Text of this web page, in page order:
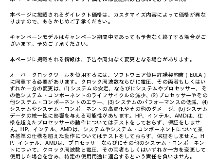
本ページに掲載されるダイレクト価格は、カスタマイズ内容によって価格が異な
りますので、あらかじめご了承ください。
キャンペーンモデルはキャンペーン期間中であっても予告なく終了する場合がご
ざいます。予めご了承ください。
本ページに掲載される情報は、予告や周知なく変更となる場合があります。
オーバークロックツールを使用するには、ソフトウェア使用許諾契約書（EULA）
に同意する必要があります。クロック周波数ならびに電圧、その両者もしくはい
ずれか一方の変更は、(1) システムの安定、ならびにシステムやプロセッサー、そ
の他システム・コンポーネントのライフサイクルの減少、(2) プロセッサーやその
他システム・コンポーネントのエラー、(3) システムのパフォーマンスの低減、(4)
システムやシステム・コンポーネントの高温化やその他のダメージ、(5) システム
データの統一性に影響を与える可能性があります。HP、インテル、AMDは、仕
様を超えたプロセッサーの動作についてはテストをしておらず、保証をしませ
ん。HP、インテル、AMDは、システムやシステム・コンポーネントについて業
界基準の仕様を超えた動作についてはテストをしておらず、保証をしません。H
P、インテル、AMDは、プロセッサーならびにその他のシステム・コンポーネン
トについて、クロック周波数と電圧、その両者もしくはいずれか一方を変更して
使用した場合を含み、特定の使用用途に適合するという責任を負いません。